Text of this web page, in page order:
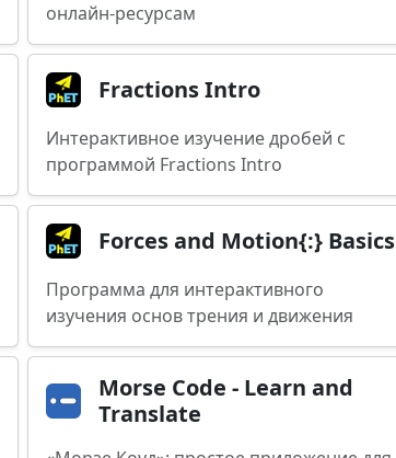
онлайн-ресурсам
Fractions Intro
Интерактивное изучение дробей с
программой Fractions Intro
Forces and Motion{:} Basics
Программа для интерактивного
изучения основ трения и движения
Morse Code - Learn and
Translate